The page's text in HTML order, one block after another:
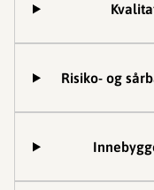
Risiko- og